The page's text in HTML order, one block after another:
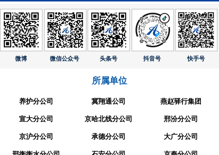
微博 微信公众号 头条号 抖音号 快手号
所属单位
养护分公司 冀翔通公司 燕赵驿行集团
宣大分公司 京哈北线分公司 邢汾分公司
京沪分公司 承德分公司 大广分公司